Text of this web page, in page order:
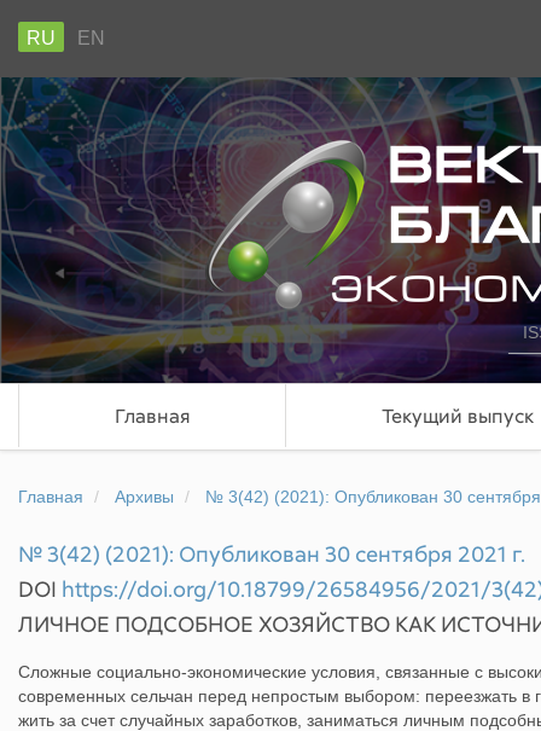
RU EN
Главная Текущий выпуск
Главная Архивы № 3(42) (2021): Опубликован 30 сентября
№ 3(42) (2021): Опубликован 30 сентября 2021 г.
DOI https://doi.org/10.18799/26584956/2021/
ЛИЧНОЕ ПОДСОБНОЕ ХОЗЯЙСТВО КАК
Сложные социально-экономические условия, связанные с
современных сельчан перед непростым выбором: переезжать в
жить за счет случайных заработков, заниматься личным